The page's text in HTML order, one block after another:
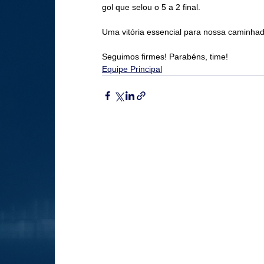
gol que selou o 5 a 2 final.
Uma vitória essencial para nossa
Seguimos firmes! Parabéns, time!
Equipe Principal